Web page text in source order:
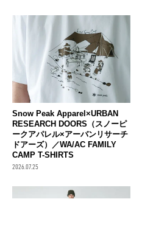
Snow Peak Apparel×URBAN
RESEARCH DOORS（スノーピ
ークアパレル×アーバンリサーチ
ドアーズ）／WA/AC FAMILY
CAMP T-SHIRTS
2026.07.25